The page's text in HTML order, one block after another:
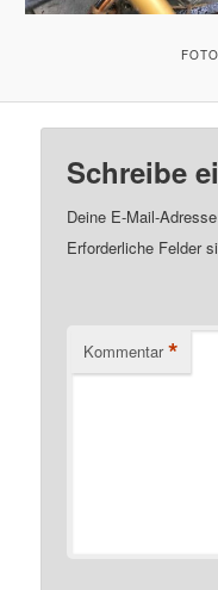
Schreibe
Deine E-Mail-
Erforderliche Felder
Kommentar *